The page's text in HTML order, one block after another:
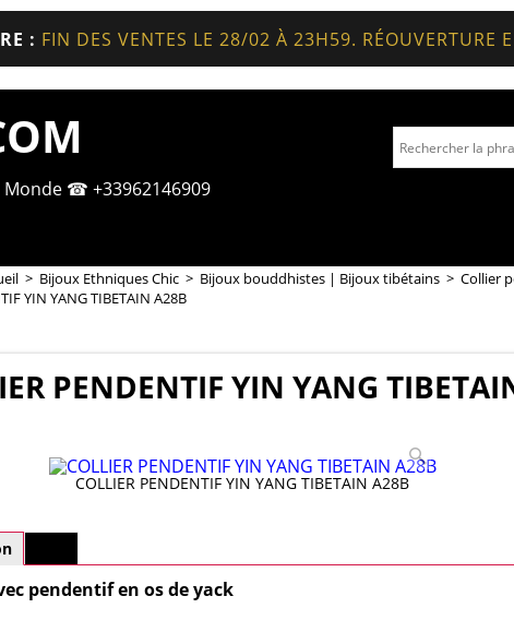
: FIN DES VENTES LE 28/02 À 23H59. RÉOUVERTURE
☎ +33962146909
> Bijoux Ethniques Chic > Bijoux bouddhistes | Bijoux tibétains > Collier
YIN YANG TIBETAIN A28B
PENDENTIF YIN YANG
COLLIER PENDENTIF YIN YANG TIBETAIN A28B
pendentif en os de yack